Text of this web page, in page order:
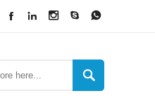
    
